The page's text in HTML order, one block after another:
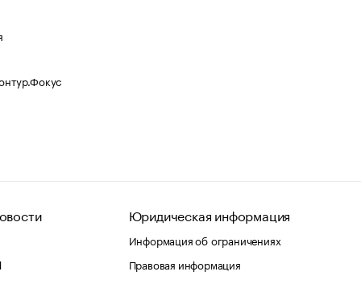
Юридическая информация
Информация об ограничениях
Правовая информация